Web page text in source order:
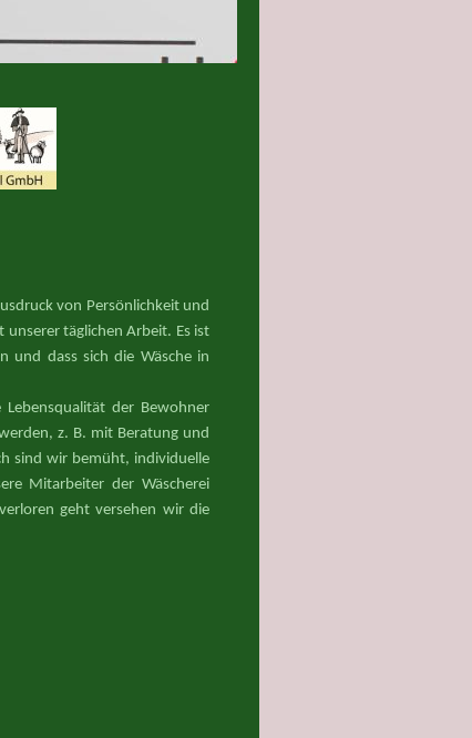
von Persönlichkeit und
täglichen Arbeit. Es ist
und dass sich die Wäsche in
der Bewohner
z. B. mit Beratung und
sind wir bemüht, individuelle
Mitarbeiter der Wäscherei
geht versehen wir die